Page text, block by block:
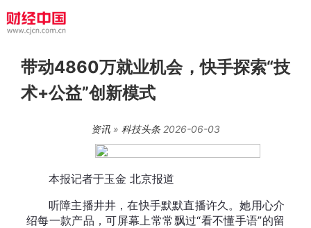
带动4860万就业机会，快手探索“技
术+公益”创新模式
资讯 » 科技头条2026-06-03
本报记者于玉金 北京报道
听障主播井井，在快手默默直播许久。她用心介
绍每一款产品，可屏幕上常常飘过“看不懂手语”的留